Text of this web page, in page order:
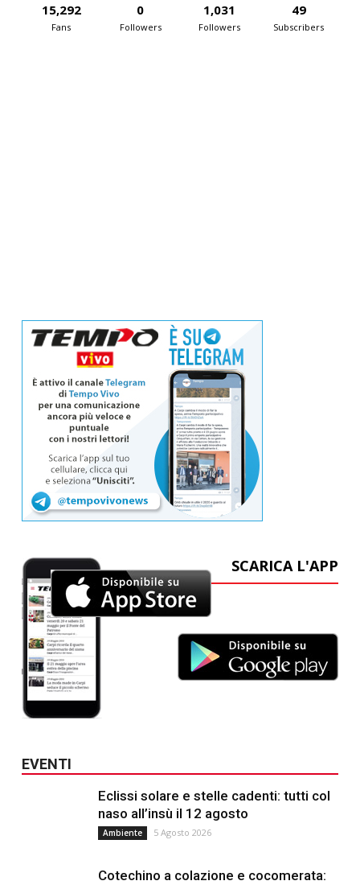
15,292
Fans
0
Followers
1,031
Followers
49
Subscribers
SCARICA L'APP
EVENTI
Eclissi solare e stelle cadenti: tutti col
naso all’insù il 12 agosto
Ambiente 5 Agosto 2026
Cotechino a colazione e cocomerata: